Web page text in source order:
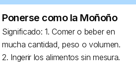
Ponerse como la Moñoño
Significado: 1. Comer o beber en
mucha cantidad, peso o volumen.
2. Ingerir los alimentos sin mesura.